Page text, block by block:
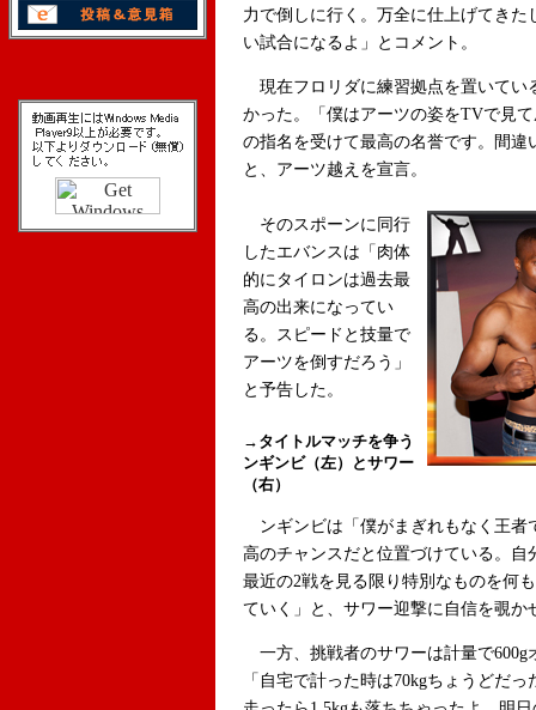
力で倒しに行く。万全に仕上げてき
い試合になるよ」とコメント。
現在フロリダに練習拠点を置いてい
かった。「僕はアーツの姿をTVで見
の指名を受けて最高の名誉です。間
と、アーツ越えを宣言。
そのスポーンに同行
したエバンスは「肉体
的にタイロンは過去最
高の出来になってい
る。スピードと技量で
アーツを倒すだろう」
と予告した。
→タイトルマッチを争う
ンギンビ（左）とサワー
（右）
ンギンビは「僕がまぎれもなく王者
高のチャンスだと位置づけている。
最近の2戦を見る限り特別なものを何
ていく」と、サワー迎撃に自信を覗か
一方、挑戦者のサワーは計量で600g
「自宅で計った時は70kgちょうどだ